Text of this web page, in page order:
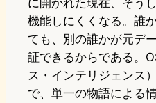
機能しにくくなる。誰
ても、別の誰かが元デ
証できるからである。
ス・インテリジェンス
で、単一の物語による